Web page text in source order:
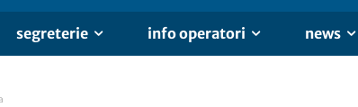
segreterie info operatori news